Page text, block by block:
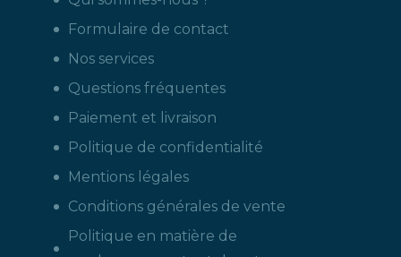
Formulaire de contact
Nos services
Questions fréquentes
Paiement et livraison
Politique de confidentialité
Mentions légales
Conditions générales de vente
Politique en matière de